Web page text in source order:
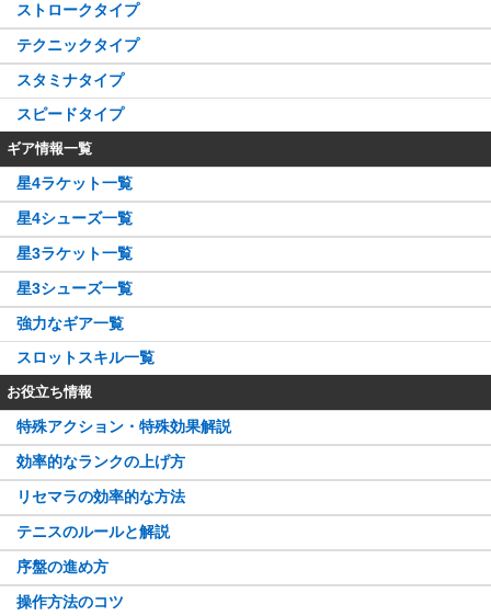
ストロークタイプ
テクニックタイプ
スタミナタイプ
スピードタイプ
ギア情報一覧
星4ラケット一覧
星4シューズ一覧
星3ラケット一覧
星3シューズ一覧
強力なギア一覧
スロットスキル一覧
お役立ち情報
特殊アクション・特殊効果解説
効率的なランクの上げ方
リセマラの効率的な方法
テニスのルールと解説
序盤の進め方
操作方法のコツ